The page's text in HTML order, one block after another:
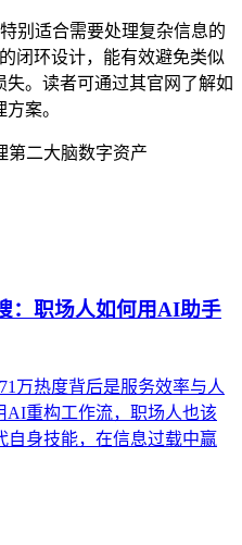
别适合需要处理复杂信息的
闭环设计，能有效避免类似
。读者可通过其官网了解如
案。
第二大脑数字资产
：职场人如何用AI助手
万热度背后是服务效率与人
AI重构工作流，职场人也该
身技能，在信息过载中赢